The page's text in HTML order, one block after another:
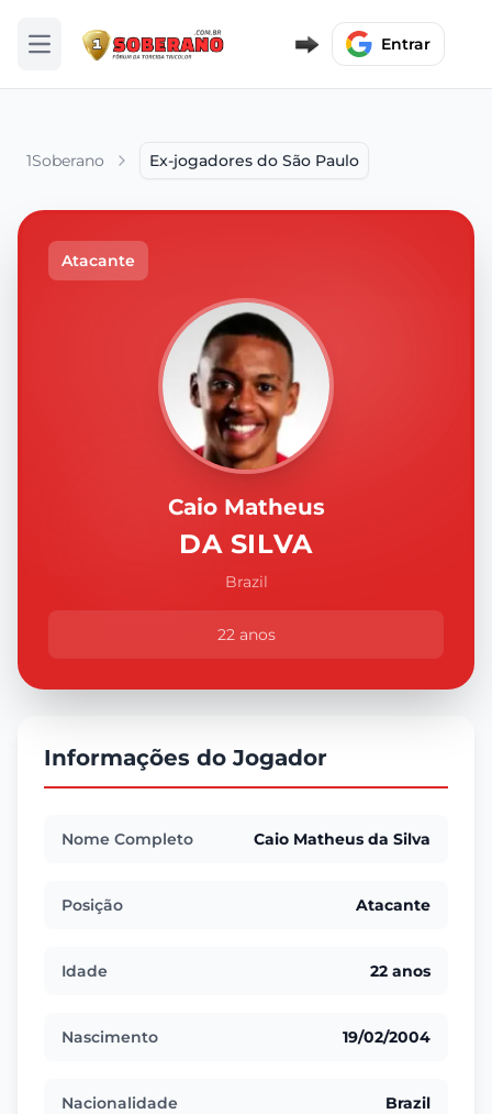
Abrir menu Entrar
1Soberano Ex-jogadores do São Paulo
Atacante
Caio Matheus
DA SILVA
Brazil
22 anos
Informações do Jogador
Nome Completo Caio Matheus da Silva
Posição Atacante
Idade 22 anos
Nascimento 19/02/2004
Nacionalidade Brazil